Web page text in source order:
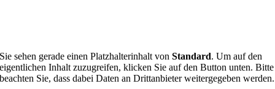
Sie sehen gerade einen Platzhalterinhalt vonStandard. Um auf den
eigentlichen Inhalt zuzugreifen, klicken Sie auf den Button unten. Bitte
beachten Sie, dass dabei Daten an Drittanbieter weitergegeben werden.